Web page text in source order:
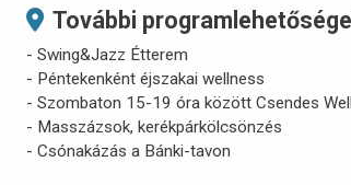
További
- Swing&Jazz Étterem
- Péntekenként éjszakai wellness
- Szombaton 15-19 óra között Csendes
- Masszázsok, kerékpárkölcsönzés
- Csónakázás a Bánki-tavon